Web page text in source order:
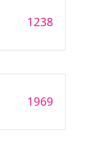
1238
1969